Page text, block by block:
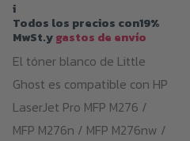
i
Todos los precios con19%
MwSt.ygastos de envío
El tóner blanco de Little
Ghost es compatible con HP
LaserJet Pro MFP M276 /
MFP M276n / MFP M276nw /